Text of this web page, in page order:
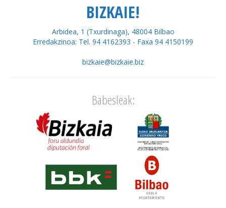
BIZKAIE!
Arbidea, 1 (Txurdinaga), 48004 Bilbao
Erredakzinoa: Tel. 94 4162393 - Faxa 94 4150199
bizkaie@bizkaie.biz
Babesleak: